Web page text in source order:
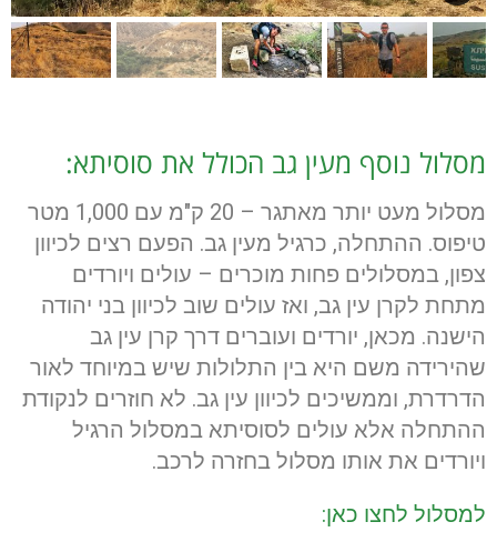
מסלול נוסף מעין גב הכולל את סוסיתא:
מסלול מעט יותר מאתגר – 20 ק"מ עם 1,000 מטר
טיפוס. ההתחלה, כרגיל מעין גב. הפעם רצים לכיוון
צפון, במסלולים פחות מוכרים – עולים ויורדים
מתחת לקרן עין גב, ואז עולים שוב לכיוון בני יהודה
הישנה. מכאן, יורדים ועוברים דרך קרן עין גב
שהירידה משם היא בין התלולות שיש במיוחד לאור
הדרדרת, וממשיכים לכיוון עין גב. לא חוזרים לנקודת
ההתחלה אלא עולים לסוסיתא במסלול הרגיל
ויורדים את אותו מסלול בחזרה לרכב.
למסלול לחצו כאן: